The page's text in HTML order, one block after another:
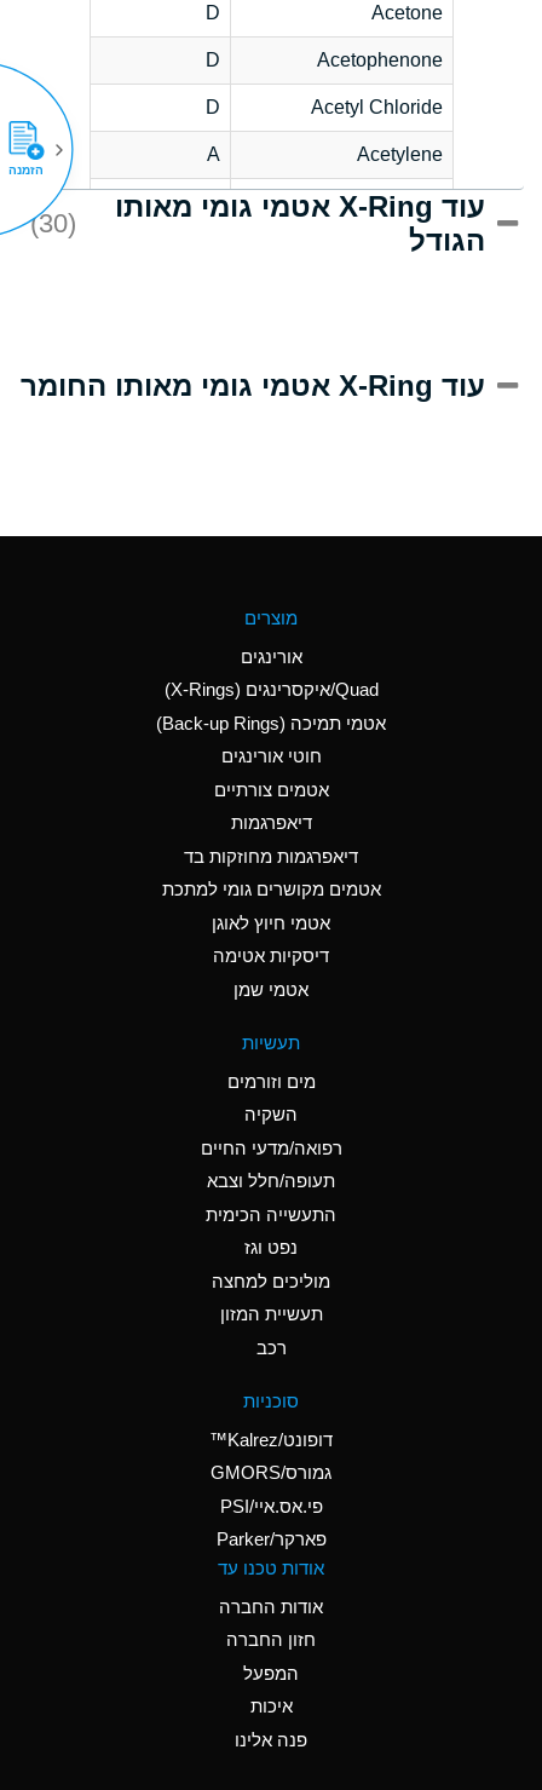
Acetone
D
Acetophenone
D
Acetyl Chloride
D
Acetylene
A
Acrlylonitrile
D
Adipic Acid
(Aqueous)
Aluminum Nitrate
(Aqueous)
Aluminum Phosphate
Ammonia Anhydrous
B
Ammonia Gas (cold)
A
Ammonia Gas (hot)
Ammonium Hydroxide
D
Ammonium Nitrate
Ammonium Nitrite
Ammonium Persulfate
Ammonium Phosphate
A
Ammonium Sulfate
A
Amyl Acetate (Banana
עוד X-Ring אטמי גומי מאותו
הגודל
(30)
עוד X-Ring אטמי גומי מאותו החומר
מוצרים
אורינגים
Quad/איקסרינגים (X-Rings)
אטמי תמיכה (Back-up Rings)
חוטי אורינגים
אטמים צורתיים
דיאפרגמות
דיאפרגמות מחוזקות בד
אטמים מקושרים גומי למתכת
אטמי חיוץ לאוגן
דיסקיות אטימה
אטמי שמן
תעשיות
מים וזורמים
השקיה
רפואה/מדעי החיים
תעופה/חלל וצבא
התעשייה הכימית
נפט וגז
מוליכים למחצה
תעשיית המזון
רכב
סוכניות
דופונט/Kalrez™
גמורס/GMORS
פי.אס.איי/PSI
פארקר/Parker
אודות טכנו עד
אודות החברה
חזון החברה
המפעל
איכות
פנה אלינו
הזמנה